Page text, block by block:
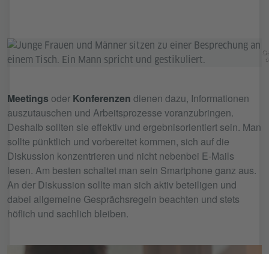
Meetings oder Konferenzen dienen dazu, Informationen
auszutauschen und Arbeitsprozesse voranzubringen.
Deshalb sollten sie effektiv und ergebnisorientiert sein. Man
sollte pünktlich und vorbereitet kommen, sich auf die
Diskussion konzentrieren und nicht nebenbei E-Mails
lesen. Am besten schaltet man sein Smartphone ganz aus.
An der Diskussion sollte man sich aktiv beteiligen und
dabei allgemeine Gesprächsregeln beachten und stets
höflich und sachlich bleiben.